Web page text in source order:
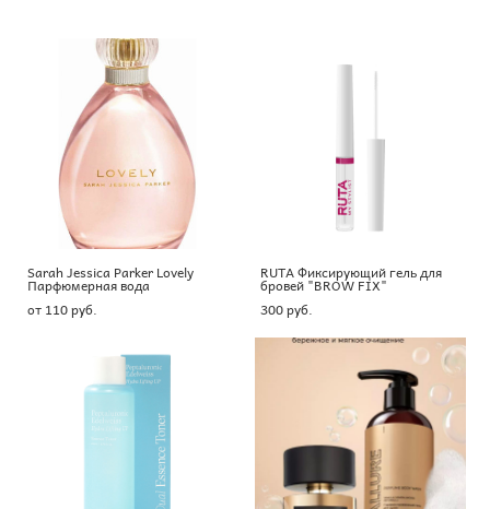
Sarah Jessica Parker Lovely
Парфюмерная вода
от 110 pуб.
RUTA Фиксирующий гель для
бровей "BROW FIX"
300 pуб.